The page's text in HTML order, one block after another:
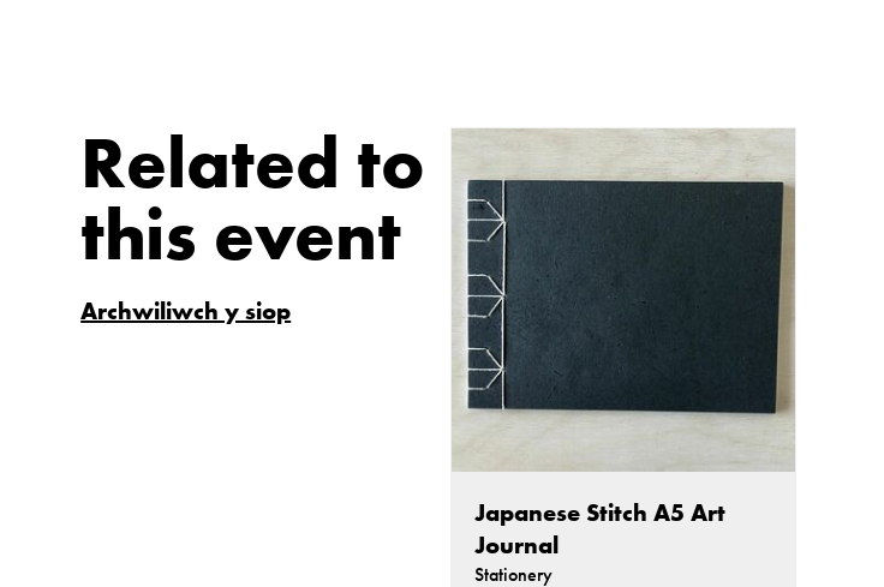
Related to
this event
Archwiliwch y siop
Japanese Stitch A5 Art
Journal
Stationery